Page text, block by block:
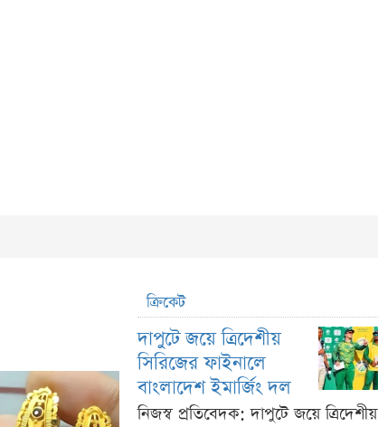
ক্রিকেট
দাপুটে জয়ে ত্রিদেশীয়
সিরিজের ফাইনালে
বাংলাদেশ ইমার্জিং দল
নিজস্ব প্রতিবেদক: দাপুটে জয়ে ত্রিদেশীয়